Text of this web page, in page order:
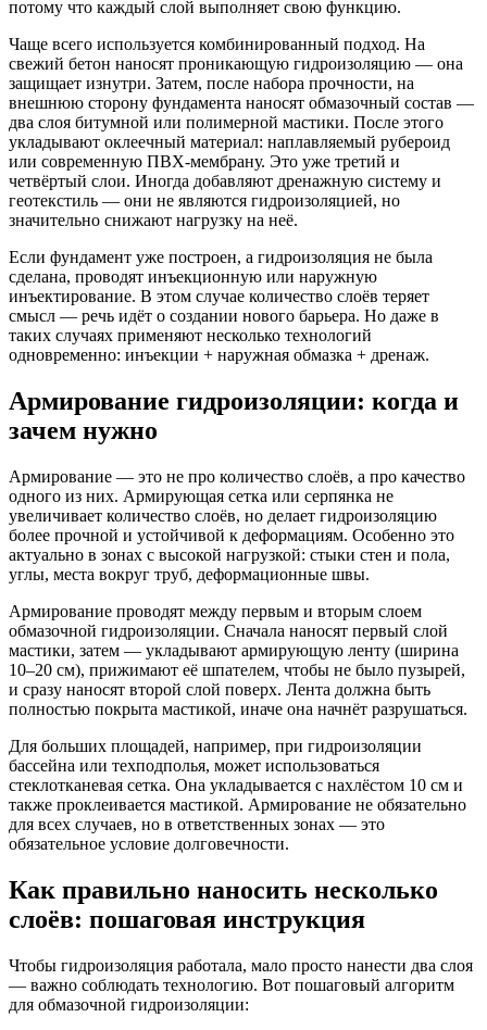
потому что каждый слой выполняет свою функцию.
Чаще всего используется комбинированный подход. На
свежий бетон наносят проникающую гидроизоляцию — она
защищает изнутри. Затем, после набора прочности, на
внешнюю сторону фундамента наносят обмазочный состав —
два слоя битумной или полимерной мастики. После этого
укладывают оклеечный материал: наплавляемый рубероид
или современную ПВХ-мембрану. Это уже третий и
четвёртый слои. Иногда добавляют дренажную систему и
геотекстиль — они не являются гидроизоляцией, но
значительно снижают нагрузку на неё.
Если фундамент уже построен, а гидроизоляция не была
сделана, проводят инъекционную или наружную
инъектирование. В этом случае количество слоёв теряет
смысл — речь идёт о создании нового барьера. Но даже в
таких случаях применяют несколько технологий
одновременно: инъекции + наружная обмазка + дренаж.
Армирование гидроизоляции: когда и
зачем нужно
Армирование — это не про количество слоёв, а про качество
одного из них. Армирующая сетка или серпянка не
увеличивает количество слоёв, но делает гидроизоляцию
более прочной и устойчивой к деформациям. Особенно это
актуально в зонах с высокой нагрузкой: стыки стен и пола,
углы, места вокруг труб, деформационные швы.
Армирование проводят между первым и вторым слоем
обмазочной гидроизоляции. Сначала наносят первый слой
мастики, затем — укладывают армирующую ленту (ширина
10–20 см), прижимают её шпателем, чтобы не было пузырей,
и сразу наносят второй слой поверх. Лента должна быть
полностью покрыта мастикой, иначе она начнёт разрушаться.
Для больших площадей, например, при гидроизоляции
бассейна или техподполья, может использоваться
стеклотканевая сетка. Она укладывается с нахлёстом 10 см и
также проклеивается мастикой. Армирование не обязательно
для всех случаев, но в ответственных зонах — это
обязательное условие долговечности.
Как правильно наносить несколько
слоёв: пошаговая инструкция
Чтобы гидроизоляция работала, мало просто нанести два слоя
— важно соблюдать технологию. Вот пошаговый алгоритм
для обмазочной гидроизоляции: